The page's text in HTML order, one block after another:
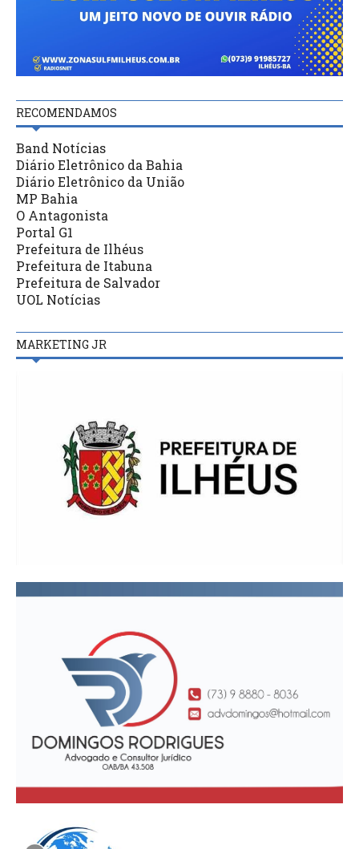
RECOMENDAMOS
Band Notícias
Diário Eletrônico da Bahia
Diário Eletrônico da União
MP Bahia
O Antagonista
Portal G1
Prefeitura de Ilhéus
Prefeitura de Itabuna
Prefeitura de Salvador
UOL Notícias
MARKETING JR